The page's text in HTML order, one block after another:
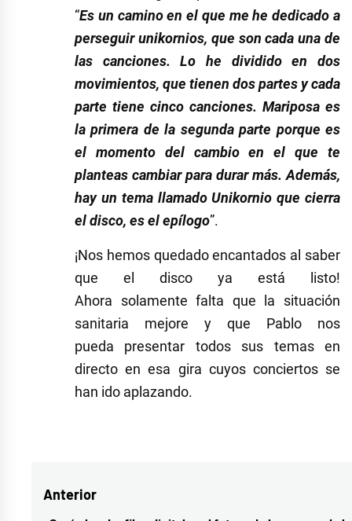
“Es un camino en el que me he dedicado a
perseguir unikornios, que son cada una de
las canciones. Lo he dividido en dos
movimientos, que tienen dos partes y cada
parte tiene cinco canciones. Mariposa es
la primera de la segunda parte porque es
el momento del cambio en el que te
planteas cambiar para durar más. Además,
hay un tema llamado Unikornio que cierra
el disco, es el epílogo”.
¡Nos hemos quedado encantados al saber
que el disco ya está listo!
Ahora solamente falta que la situación
sanitaria mejore y que Pablo nos
pueda presentar todos sus temas en
directo en esa gira cuyos conciertos se
han ido aplazando.
música
música
Navegación
Anterior